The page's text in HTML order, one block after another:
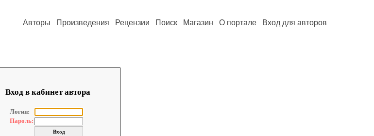
Авторы Произведения Рецензии Поиск Магазин О портале Вход для авторов
Вход в кабинет автора
Логин:
Пароль: